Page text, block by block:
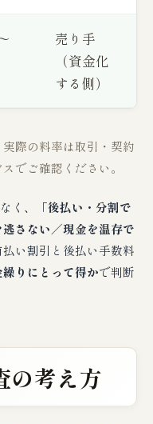
売り手
（資金化
する側）
際の料率は取引・契約
でご確認ください。
く、
「後払い・分割で
さない／現金を温存で
い割引と後払い手数料
りにとって得かで判断
の考え方